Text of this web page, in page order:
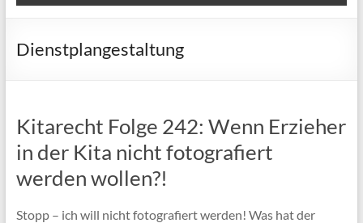
Dienstplangestaltung
Kitarecht Folge 242: Wenn Erzieher
in der Kita nicht fotografiert
werden wollen?!
Stopp – ich will nicht fotografiert werden! Was hat der